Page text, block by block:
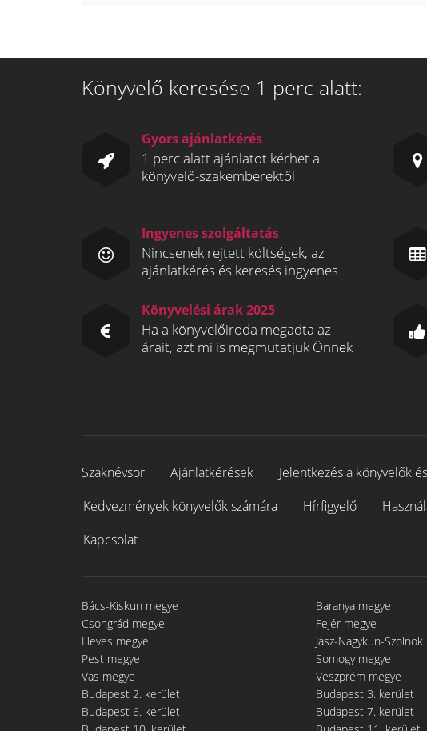
Könyvelő keresése 1 perc alatt:
Gyors ajánlatkérés
1 perc alatt ajánlatot kérhet a
könyvelő-szakemberektől
Ingyenes szolgáltatás
Nincsenek rejtett költségek, az
ajánlatkérés és keresés ingyenes
Könyvelési árak 2025
Ha a könyvelőiroda megadta az
árait, azt mi is megmutatjuk Önnek
Szaknévsor Ajánlatkérések
Jelentkezés a könyvelők
Kedvezmények könyvelők számára
Hírfigyelő
Kapcsolat
Bács-Kiskun megye Baranya megye
Csongrád megye
Fejér megye
Heves megye
Jász-Nagykun-Szolnok
Pest megye
Somogy megye
Vas megye
Veszprém megye
Budapest 2. kerület
Budapest 3. kerület
Budapest 6. kerület
Budapest 7. kerület